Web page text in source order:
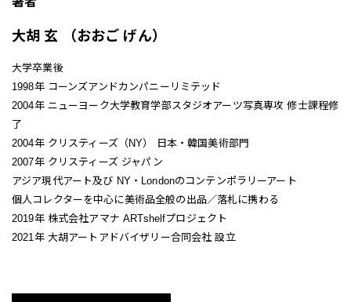
大胡 玄 （おおご げん）
大学卒業後
1998年 コーンズアンドカンパニーリミテッド
2004年 ニューヨーク大学教育学部スタジオアーツ写真専攻 修士課程修
了
2004年 クリスティーズ（NY） 日本・韓国美術部門
2007年 クリスティーズ ジャパン
アジア現代アート及び NY・Londonのコンテンポラリーアート
個人コレクターを中心に美術品全般の出品／落札に携わる
2019年 株式会社アマナ ARTshelfプロジェクト
2021年 大胡アートアドバイザリー合同会社 設立